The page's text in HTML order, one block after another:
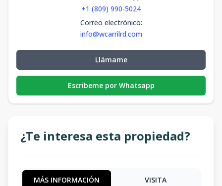
+1 (809) 990-5024
Correo electrónico:
info@wcarrilrd.com
Llámame
Escribeme por Whatsapp
¿Te interesa esta propiedad?
MÁS INFORMACIÓN VISITA